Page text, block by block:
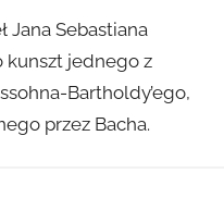
Jana Sebastiana
kunszt jednego z
Bartholdy’ego,
przez Bacha.